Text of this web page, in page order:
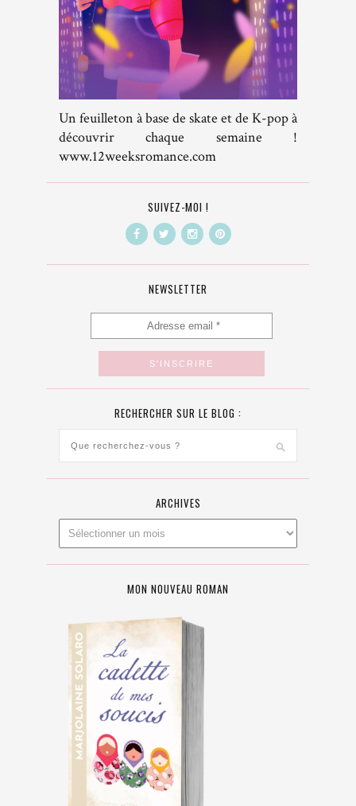
Un feuilleton à base de skate et de K-pop à
découvrir chaque semaine !
www.12weeksromance.com
SUIVEZ-MOI !
NEWSLETTER
RECHERCHER SUR LE BLOG :
ARCHIVES
MON NOUVEAU ROMAN